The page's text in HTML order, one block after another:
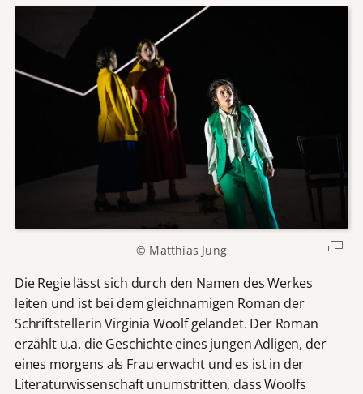
© Matthias Jung
Die Regie lässt sich durch den Namen des Werkes
leiten und ist bei dem gleichnamigen Roman der
Schriftstellerin Virginia Woolf gelandet. Der Roman
erzählt u.a. die Geschichte eines jungen Adligen, der
eines morgens als Frau erwacht und es ist in der
Literaturwissenschaft unumstritten, dass Woolfs